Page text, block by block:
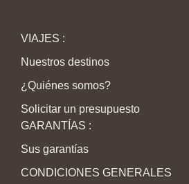
VIAJES :
Nuestros destinos
¿Quiénes somos?
Solicitar un presupuesto
GARANTÍAS :
Sus garantías
CONDICIONES GENERALES